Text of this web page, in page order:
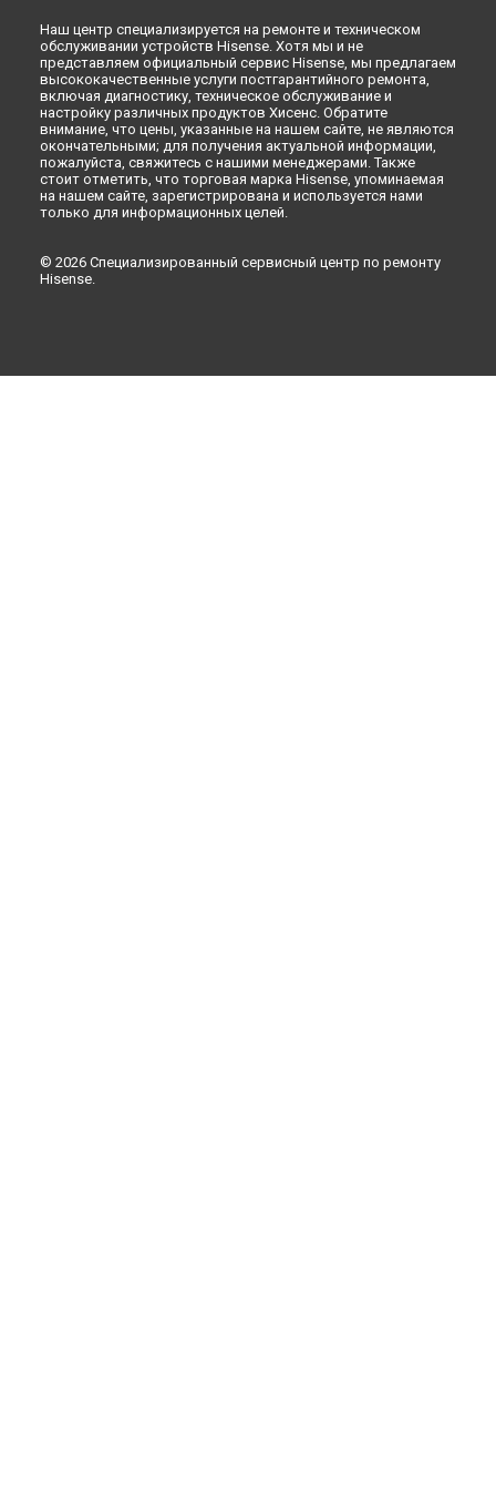
Наш центр специализируется на ремонте и техническом
обслуживании устройств Hisense. Хотя мы и не
представляем официальный сервис Hisense, мы предлагаем
высококачественные услуги постгарантийного ремонта,
включая диагностику, техническое обслуживание и
настройку различных продуктов Хисенс. Обратите
внимание, что цены, указанные на нашем сайте, не являются
окончательными; для получения актуальной информации,
пожалуйста, свяжитесь с нашими менеджерами. Также
стоит отметить, что торговая марка Hisense, упоминаемая
на нашем сайте, зарегистрирована и используется нами
только для информационных целей.
© 2026 Специализированный сервисный центр по ремонту
Hisense.